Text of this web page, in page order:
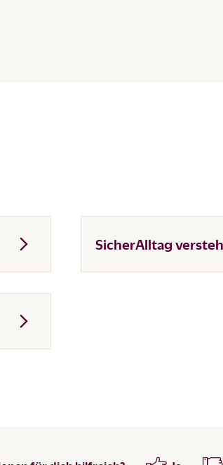
SicherAlltag